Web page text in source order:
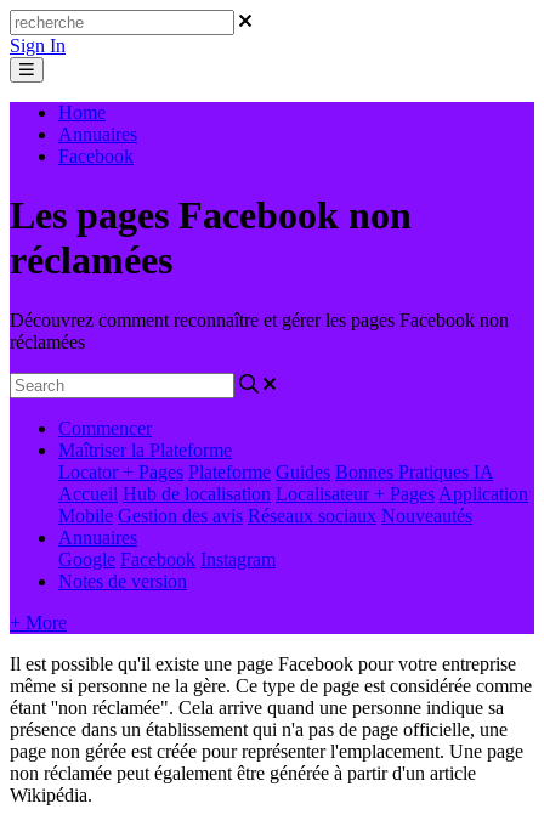
Sign In
Home
Annuaires
Facebook
Les pages Facebook non
réclamées
Découvrez comment reconnaître et gérer les pages Facebook non
réclamées
Commencer
Maîtriser la Plateforme
Locator + Pages Plateforme Guides Bonnes Pratiques IA
Accueil Hub de localisation Localisateur + Pages Application
Mobile Gestion des avis Réseaux sociaux Nouveautés
Annuaires
Google Facebook Instagram
Notes de version
+ More
Il est possible qu'il existe une page Facebook pour votre entreprise
même si personne ne la gère. Ce type de page est considérée comme
étant ''non réclamée". Cela arrive quand une personne indique sa
présence dans un établissement qui n'a pas de page officielle, une
page non gérée est créée pour représenter l'emplacement. Une page
non réclamée peut également être générée à partir d'un article
Wikipédia.